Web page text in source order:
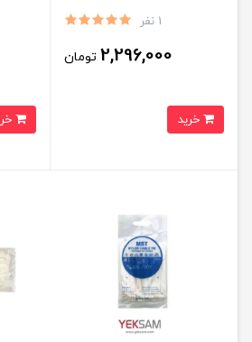
1 نفر
2,296,000 تومان